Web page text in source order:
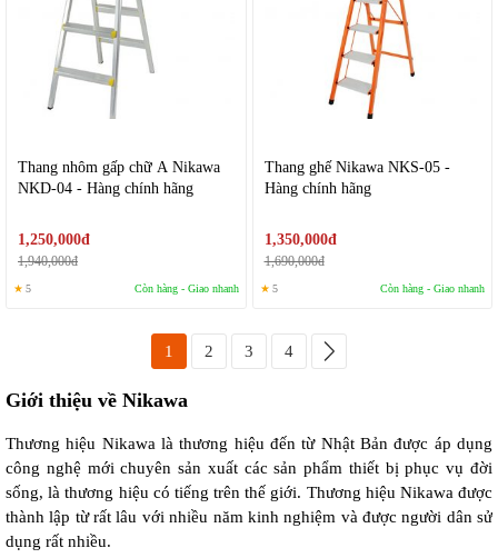
Thang nhôm gấp chữ A Nikawa
NKD-04 - Hàng chính hãng
1,250,000đ
1,940,000đ
★ 5 Còn hàng - Giao nhanh
Thang ghế Nikawa NKS-05 -
Hàng chính hãng
1,350,000đ
1,690,000đ
★ 5 Còn hàng - Giao nhanh
1 2 3 4
Giới thiệu về Nikawa
Thương hiệu Nikawa là thương hiệu đến từ Nhật Bản được áp dụng
công nghệ mới chuyên sản xuất các sản phẩm thiết bị phục vụ đời
sống, là thương hiệu có tiếng trên thế giới. Thương hiệu Nikawa được
thành lập từ rất lâu với nhiều năm kinh nghiệm và được người dân sử
dụng rất nhiều.